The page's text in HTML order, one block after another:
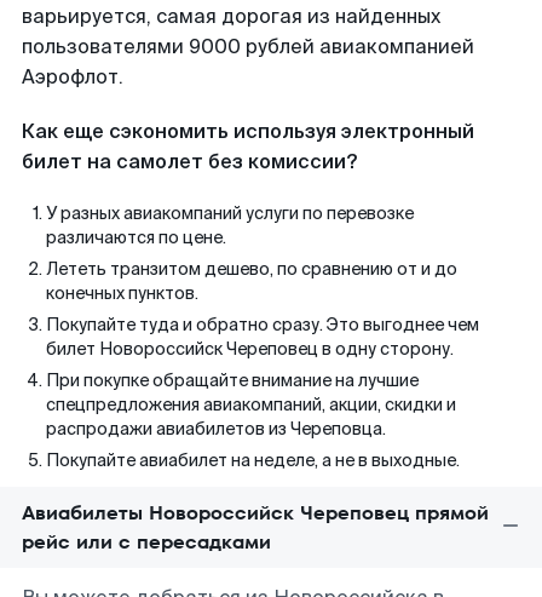
варьируется, самая дорогая из найденных
пользователями 9000 рублей авиакомпанией
Аэрофлот.
Как еще сэкономить используя электронный
билет на самолет без комиссии?
У разных авиакомпаний услуги по перевозке
различаются по цене.
Лететь транзитом дешево, по сравнению от и до
конечных пунктов.
Покупайте туда и обратно сразу. Это выгоднее чем
билет Новороссийск Череповец в одну сторону.
При покупке обращайте внимание на лучшие
спецпредложения авиакомпаний, акции, скидки и
распродажи авиабилетов из Череповца.
Покупайте авиабилет на неделе, а не в выходные.
Авиабилеты Новороссийск Череповец прямой
рейс или с пересадками